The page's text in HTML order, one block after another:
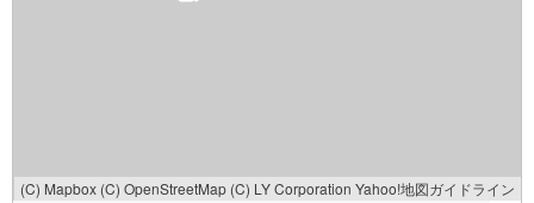
(C) Mapbox (C) OpenStreetMap (C) LY Corporation Yahoo!地図ガイドライン